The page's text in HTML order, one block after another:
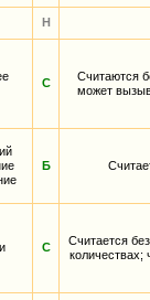
Н
С
Считаются
может
Б
С
Считается
количествах;